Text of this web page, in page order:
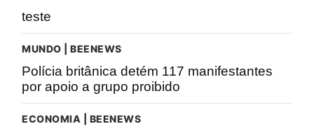
teste
MUNDO | BEENEWS
Polícia britânica detém 117 manifestantes
por apoio a grupo proibido
ECONOMIA | BEENEWS